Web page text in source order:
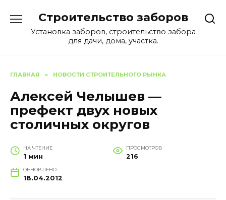
содержанию
Строительство заборов
Установка заборов, строительство забора
для дачи, дома, участка.
ГЛАВНАЯ » НОВОСТИ СТРОИТЕЛЬНОГО РЫНКА
Алексей Челышев —
префект двух новых
столичных округов
НА ЧТЕНИЕ
1 мин
ПРОСМОТРОВ
216
ОБНОВЛЕНО
18.04.2012